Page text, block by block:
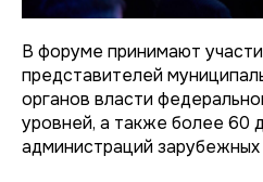
В форуме принимают
представителей
органов власти
уровней, а также более 60
администраций зарубежных